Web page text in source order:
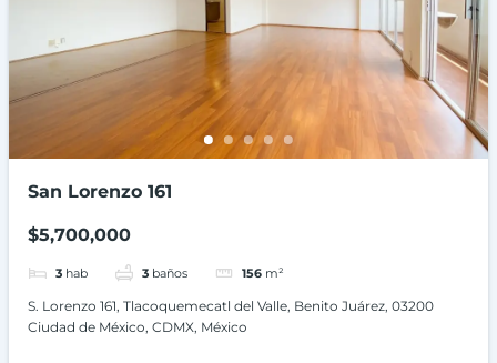
San Lorenzo 161
$5,700,000
3 hab 3 baños 156 m²
S. Lorenzo 161, Tlacoquemecatl del Valle, Benito Juárez, 03200
Ciudad de México, CDMX, México